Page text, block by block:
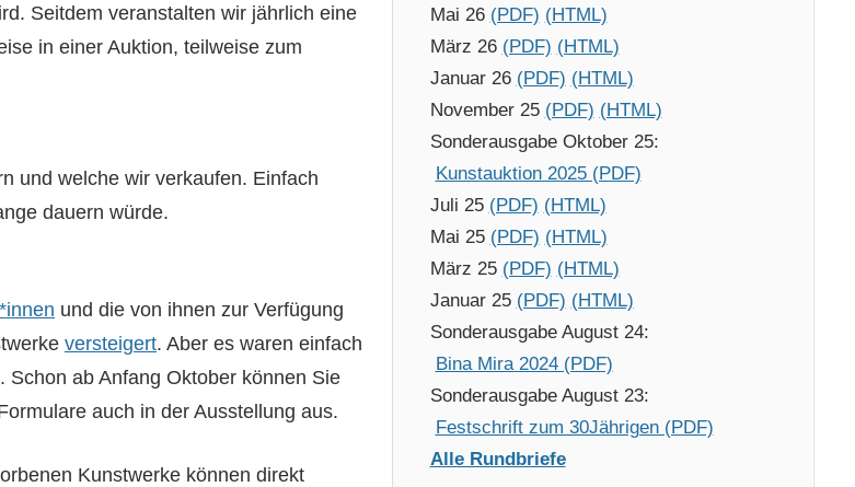
Seitdem veranstalten wir jährlich eine
in einer Auktion, teilweise zum
und welche wir verkaufen. Einfach
dauern würde.
und die von ihnen zur Verfügung
versteigert. Aber es waren einfach
ab Anfang Oktober können Sie
auch in der Ausstellung aus.
Kunstwerke können direkt
Mai 26 (PDF) (HTML)
März 26 (PDF) (HTML)
Januar 26 (PDF) (HTML)
November 25 (PDF) (HTML)
Sonderausgabe Oktober 25:
Kunstauktion 2025 (PDF)
Juli 25 (PDF) (HTML)
Mai 25 (PDF) (HTML)
März 25 (PDF) (HTML)
Januar 25 (PDF) (HTML)
Sonderausgabe August 24:
Bina Mira 2024 (PDF)
Sonderausgabe August 23:
Festschrift zum 30Jährigen (PDF)
Alle Rundbriefe